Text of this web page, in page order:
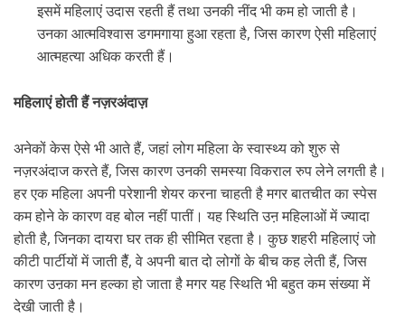
इसमें महिलाएं उदास रहती हैं तथा उनकी नींद भी कम हो जाती है।
उनका आत्मविश्वास डगमगाया हुआ रहता है, जिस कारण ऐसी महिलाएं
आत्महत्या अधिक करती हैं।
महिलाएं होती हैं नज़रअंदाज़
अनेकों केस ऐसे भी आते हैं, जहां लोग महिला के स्वास्थ्य को शुरु से
नज़रअंदाज करते हैं, जिस कारण उनकी समस्या विकराल रुप लेने लगती है।
हर एक महिला अपनी परेशानी शेयर करना चाहती है मगर बातचीत का स्पेस
कम होने के कारण वह बोल नहीं पातीं। यह स्थिति उऩ महिलाओं में ज्यादा
होती है, जिनका दायरा घर तक ही सीमित रहता है। कुछ शहरी महिलाएं जो
कीटी पार्टीयों में जाती हैैं, वे अपनी बात दो लोगों के बीच कह लेती हैं, जिस
कारण उऩका मन हल्का हो जाता है मगर यह स्थिति भी बहुत कम संख्या में
देखी जाती है।